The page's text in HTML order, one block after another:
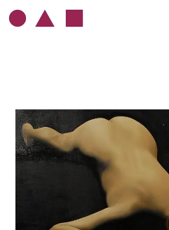
ROLAND
CATALOGUE